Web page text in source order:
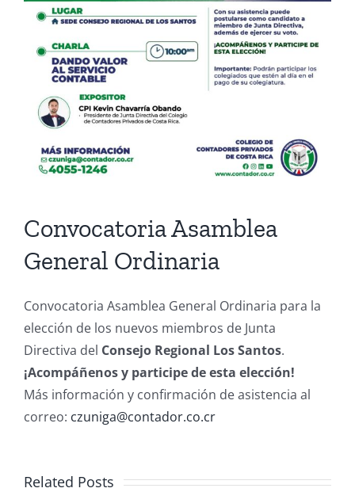
Convocatoria Asamblea
General Ordinaria
Convocatoria Asamblea General Ordinaria para la
elección de los nuevos miembros de Junta
Directiva del Consejo Regional Los Santos.
¡Acompáñenos y participe de esta elección!
Más información y confirmación de asistencia al
correo: czuniga@contador.co.cr
Related Posts